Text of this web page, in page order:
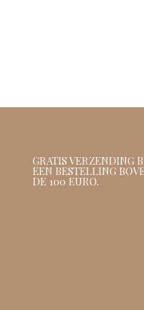
GRATIS VERZENDING
EEN BESTELLING
DE 100 EURO.